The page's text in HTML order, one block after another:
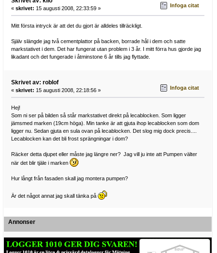
« skrivet: 15 augusti 2008, 22:33:59 » Infoga citat
Mitt första intryck är att det du gjort är alldeles tillräckligt.
Själv slängde jag två cementplattor på backen, borrade hål i dem och satte
markstativet i dem. Det har fungerat utan problem i 3 år. I mitt förra hus gjorde jag
likadant och det fungerade i åtminstone 6 år tills jag flyttade.
Skrivet av: roblof
« skrivet: 15 augusti 2008, 22:18:56 » Infoga citat
Hej!
Som ni ser på bilden så står markstativet direkt på lecablocken. Som ligger
jämsmed marken (19cm höga). Min tanke är att gjuta ihop lecablocken som dom
ligger nu. Sedan gjuta en sula ovan på lecablocken. Det slog mig dock precis....
Lecablocken kan det bli frost sprängningar i dom?
Räcker detta djupet eller måste jag längre ner? Jag vill ju inte att Pumpen välter
när det blir tjäle i marken
Hur långt från fasaden skall jag montera pumpen?
Är det något annat jag skall tänka på
Annonser